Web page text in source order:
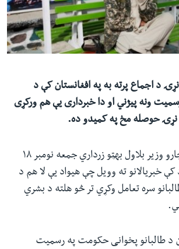
شئ
د اجماع پرته به په افغانستان کې د
ونه پیژني او دا خبرداری یې هم ورکړی
نړۍ حوصله مخ په کمیدو ده.
د پاکستان د بهرنیو چارو وزیر بلاول بهټو زرداري جمعه نومبر ۱۸
آباد کې خبریالانو ته وویل چې هیواد یې لا هم د
سره تعامل وکړي تر څو هلته د بشري
د طالبانو پخوانی حکومت په رسمیت